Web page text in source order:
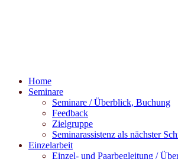
Home
Seminare
Seminare / Überblick, Buchung
Feedback
Zielgruppe
Seminarassistenz als nächster
Einzelarbeit
Einzel- und Paarbegleitung /